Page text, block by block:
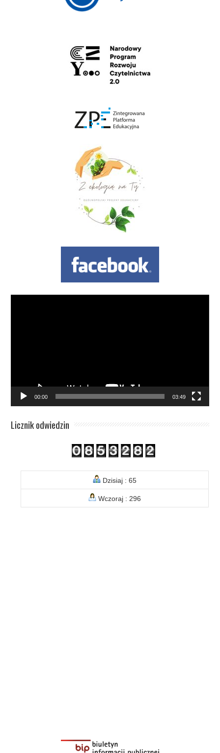
00:00 03:49
Licznik odwiedzin
Dzisiaj : 65
Wczoraj : 296